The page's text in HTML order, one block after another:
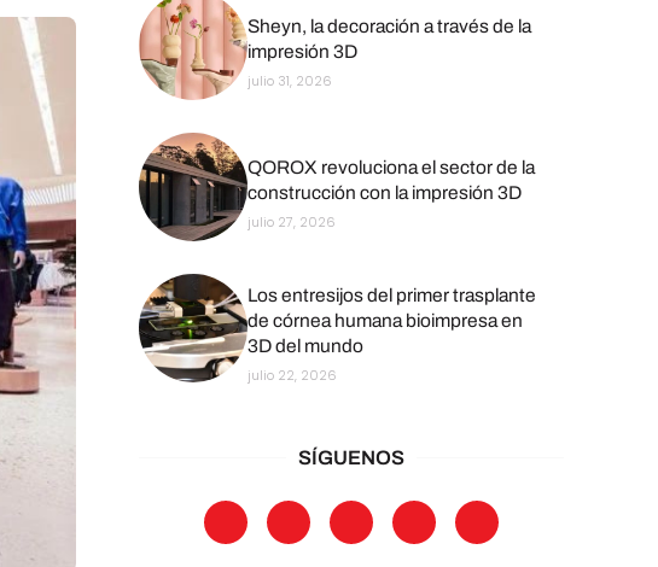
Sheyn, la decoración a través de la
impresión 3D
julio 31, 2026
QOROX revoluciona el sector de la
construcción con la impresión 3D
julio 27, 2026
Los entresijos del primer trasplante
de córnea humana bioimpresa en
3D del mundo
julio 22, 2026
SÍGUENOS